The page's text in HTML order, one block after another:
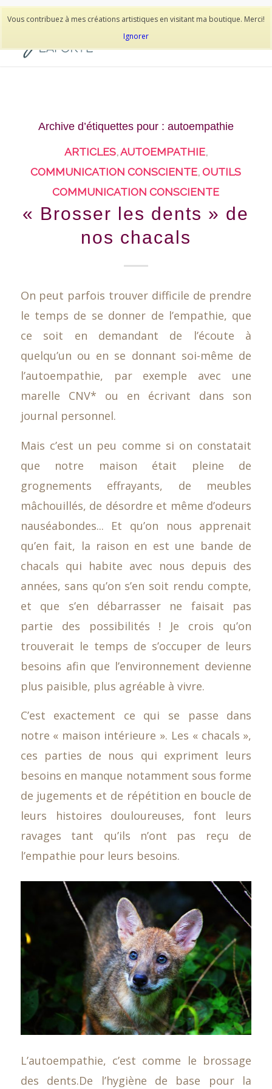
Vous contribuez à mes créations artistiques en visitant ma boutique. Merci!
Ignorer
514-278-9938
Archive d’étiquettes pour : autoempathie
ARTICLES,AUTOEMPATHIE,
COMMUNICATION CONSCIENTE,OUTILS
COMMUNICATION CONSCIENTE
« Brosser les dents » de
nos chacals
On peut parfois trouver difficile de prendre
le temps de se donner de l’empathie, que
ce soit en demandant de l’écoute à
quelqu’un ou en se donnant soi-même de
l’autoempathie, par exemple avec une
marelle CNV* ou en écrivant dans son
journal personnel.
Mais c’est un peu comme si on constatait
que notre maison était pleine de
grognements effrayants, de meubles
mâchouillés, de désordre et même d’odeurs
nauséabondes... Et qu’on nous apprenait
qu’en fait, la raison en est une bande de
chacals qui habite avec nous depuis des
années, sans qu’on s’en soit rendu compte,
et que s’en débarrasser ne faisait pas
partie des possibilités ! Je crois qu’on
trouverait le temps de s’occuper de leurs
besoins afin que l’environnement devienne
plus paisible, plus agréable à vivre.
C’est exactement ce qui se passe dans
notre « maison intérieure ». Les « chacals »,
ces parties de nous qui expriment leurs
besoins en manque notamment sous forme
de jugements et de répétition en boucle de
leurs histoires douloureuses, font leurs
ravages tant qu’ils n’ont pas reçu de
l’empathie pour leurs besoins.
L’autoempathie, c’est comme le brossage
des dents.De l’hygiène de base pour la